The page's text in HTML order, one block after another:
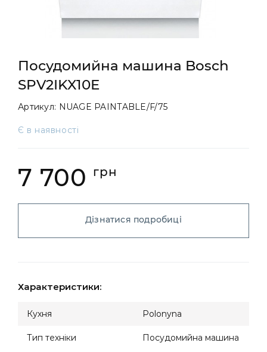
Посудомийна машина Bosch
SPV2IKX10E
Артикул: NUAGE PAINTABLE/F/75
Є в наявності
7 700 грн
Дізнатися подробиці
Характеристики:
Кухня Polonyna
Тип техніки Посудомийна машина